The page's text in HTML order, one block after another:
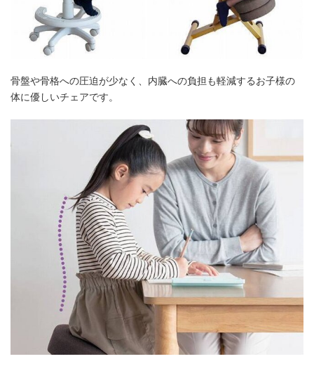
骨盤や骨格への圧迫が少なく、内臓への負担も軽減するお子様の
体に優しいチェアです。